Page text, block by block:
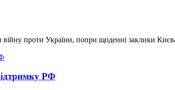
проти України, попри щоденні заклики
РФ